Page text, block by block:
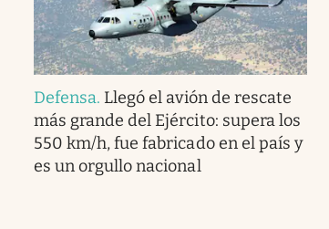
Defensa. Llegó el avión de rescate
más grande del Ejército: supera los
550 km/h, fue fabricado en el país y
es un orgullo nacional